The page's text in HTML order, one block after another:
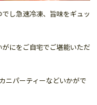
し急速冷凍、旨味をギュッ
にをご自宅でご堪能いただ
ニパーティーなどいかがで